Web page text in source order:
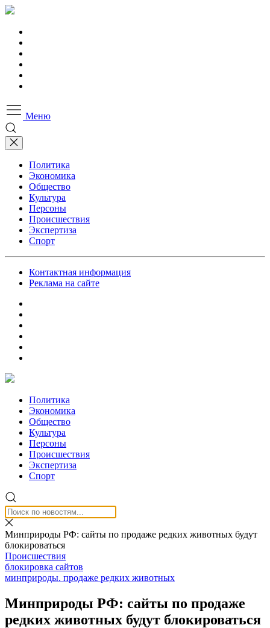
Меню
Политика
Экономика
Общество
Культура
Персоны
Происшествия
Экспертиза
Спорт
Контактная информация
Реклама на сайте
Политика
Экономика
Общество
Культура
Персоны
Происшествия
Экспертиза
Спорт
Минприроды РФ: сайты по продаже редких животных будут
блокироваться
Происшествия
блокировка сайтов
минприроды. продаже редких животных
Минприроды РФ: сайты по продаже
редких животных будут блокироваться